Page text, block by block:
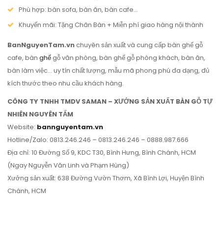
Phù hợp: bàn sofa, bàn ăn, bàn cafe…
Khuyến mãi: Tặng Chân Bàn + Miễn phí giao hàng nội thành
BanNguyenTam.vnchuyên sản xuất và cung cấp bàn ghế gỗ
cafe, bàn ghếgỗ văn phòng, bàn ghế gỗ phòng khách, bàn ăn,
bàn làm việc… uy tín chất lượng, mẫu mã phong phú đa dạng, đủ
kích thước theo nhu cầu khách hàng.
CÔNG TY TNHH TMDV SAMAN – XƯỞNG SẢN XUẤT BÀN GỖ TỰ
NHIÊN NGUYÊN TẤM
Website: bannguyentam.vn
Hotline/Zalo: 0813.246.246 – 0813.246.246 – 0888.987.666
Địa chỉ: 10 Đường Số 9, KDC T30, Bình Hưng, Bình Chánh, HCM
(Ngay Nguyễn Văn Linh và Phạm Hùng)
Xưởng sản xuất: 638 Đường Vườn Thơm, Xã Bình Lợi, Huyện Bình
Chánh, HCM